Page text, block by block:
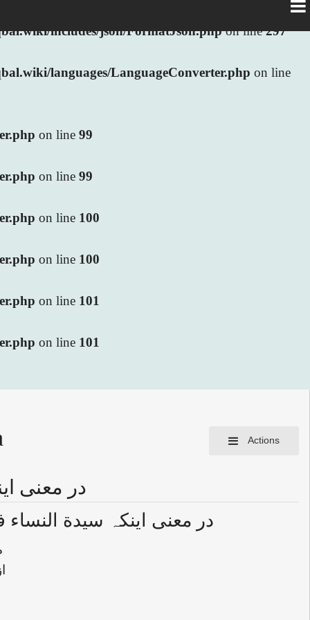
includes/json/FormatJson.phpon line297
languages/LanguageConverter.php on line
on line 99
on line 99
on line 100
on line 100
on line 101
on line 101
Actions
در معنی
در معنی اینکہ سیدة